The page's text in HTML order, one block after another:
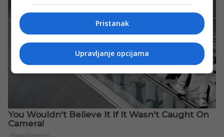
Pristanak
Upravljanje opcijama